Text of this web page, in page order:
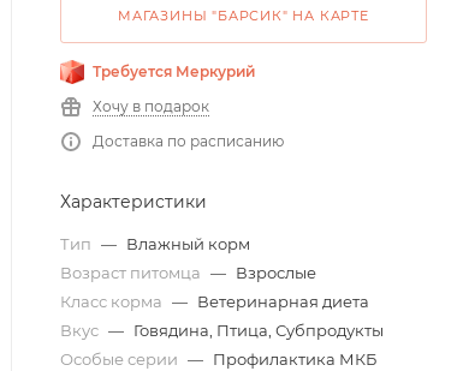
МАГАЗИНЫ "БАРСИК" НА КАРТЕ
Требуется Меркурий
Хочу в подарок
Доставка по расписанию
Характеристики
Тип — Влажный корм
Возраст питомца — Взрослые
Класс корма — Ветеринарная диета
Вкус — Говядина, Птица, Субпродукты
Особые серии — Профилактика МКБ